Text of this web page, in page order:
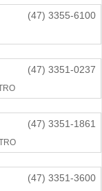
(47) 3355-6100
(47) 3351-0237
(47) 3351-1861
(47) 3351-3600